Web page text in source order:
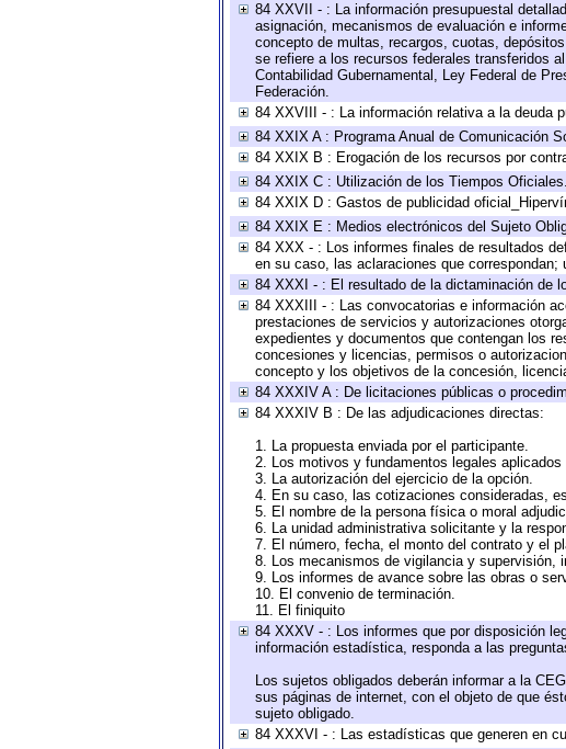
84 XXVII - : La información presupuestal
asignación, mecanismos de evaluación e
concepto de multas, recargos, cuotas,
se refiere a los recursos federales transferidos
Contabilidad Gubernamental, Ley Federal de
Federación.
84 XXVIII - : La información relativa a la deuda
84 XXIX A : Programa Anual de Comunicación
84 XXIX B : Erogación de los recursos por
84 XXIX C : Utilización de los Tiempos Oficiales.
84 XXIX D : Gastos de publicidad
84 XXIX E : Medios electrónicos del Sujeto
84 XXX - : Los informes finales de resultados
en su caso, las aclaraciones que
84 XXXI - : El resultado de la dictaminación de
84 XXXIII - : Las convocatorias e información
prestaciones de servicios y autorizaciones
expedientes y documentos que contengan los
concesiones y licencias, permisos o
concepto y los objetivos de la concesión,
84 XXXIV A : De licitaciones públicas o
84 XXXIV B : De las adjudicaciones directas:
1. La propuesta enviada por el participante.
2. Los motivos y fundamentos legales aplicados
3. La autorización del ejercicio de la opción.
4. En su caso, las cotizaciones consideradas,
5. El nombre de la persona física o moral
6. La unidad administrativa solicitante y la
7. El número, fecha, el monto del contrato y el
8. Los mecanismos de vigilancia y supervisión,
9. Los informes de avance sobre las obras o
10. El convenio de terminación.
11. El finiquito
84 XXXV - : Los informes que por disposición
información estadística, responda a las
Los sujetos obligados deberán informar a la
sus páginas de internet, con el objeto de que
sujeto obligado.
84 XXXVI - : Las estadísticas que generen en